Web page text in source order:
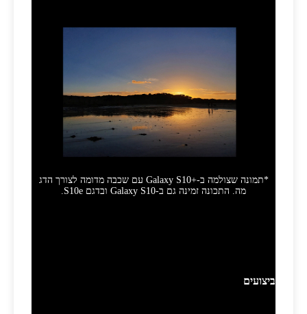
*תמונה שצולמה ב-Galaxy S10+‎‎ עם שכבה מדומה לצורך הדג
מה. התכונה זמינה גם ב-Galaxy S10 ובדגם S10‎e.
ביצועים